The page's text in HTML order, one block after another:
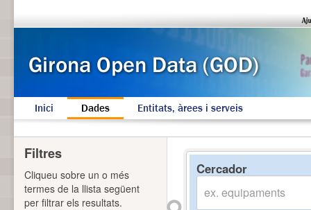
Inici Dades Entitats, àrees i serveis
Cercador
Filtres
Cliqueu sobre un o més
termes de la llista següent
per filtrar els resultats.